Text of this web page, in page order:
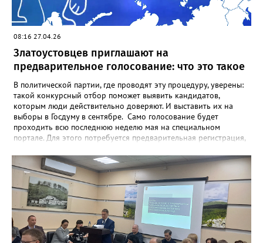
08:16 27.04.26
Златоустовцев приглашают на
предварительное голосование: что это такое
В политической партии, где проводят эту процедуру, уверены:
такой конкурсный отбор поможет выявить кандидатов,
которым люди действительно доверяют. И выставить их на
выборы в Госдуму в сентябре. Само голосование будет
проходить всю последнюю неделю мая на специальном
портале. Для этого потребуется предварительная регистрация,
аккаунт на Госуслугах. Здесь же, на портале, можно увидеть и
кандидатов – их регистрация завершится 30 апреля. Кстати,
заявиться может любой желающий, вне зависимости от
партийной принадлежности. Предварительные выборы
(праймериз) возникли в США на рубеже XIX–XX веков как
демократический инструмент для отбора кандидатов на
выборные должности. Изначально процедура была создана,
чтобы ослабить власть партийных функционеров,